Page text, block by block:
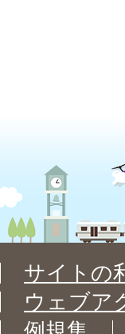
サイトの
ウェブア